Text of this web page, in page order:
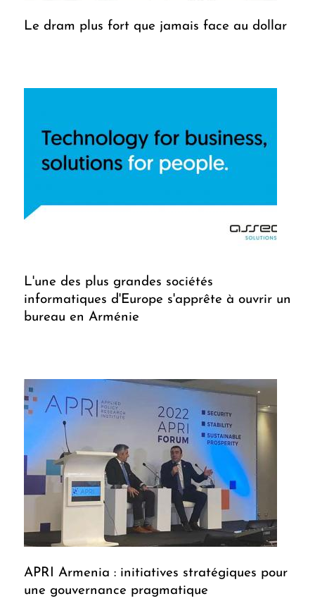
Le dram plus fort que jamais face au dollar
L'une des plus grandes sociétés
informatiques d'Europe s'apprête à ouvrir un
bureau en Arménie
APRI Armenia : initiatives stratégiques pour
une gouvernance pragmatique